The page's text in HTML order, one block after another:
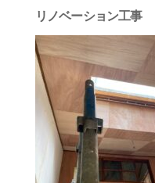
リノベーション工事